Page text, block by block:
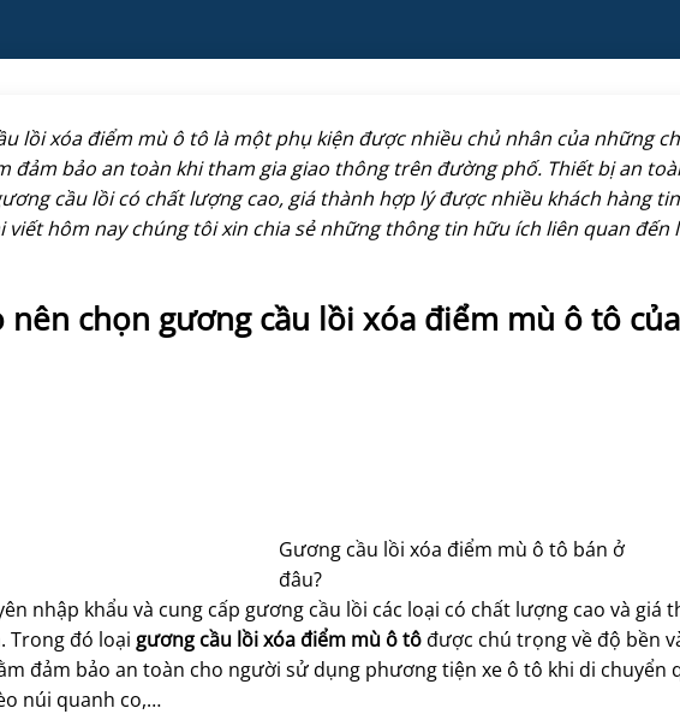
lồi xóa điểm mù ô tô là một phụ kiện được nhiều chủ nhân của những
đảm bảo an toàn khi tham gia giao thông trên đường phố. Thiết bị an
cầu lồi có chất lượng cao, giá thành hợp lý được nhiều khách hàng
viết hôm nay chúng tôi xin chia sẻ những thông tin hữu ích liên quan đến
nên chọn gương cầu lồi xóa điểm mù ô tô
Gương cầu lồi xóa điểm mù ô tô bán ở
đâu?
nhập khẩu và cung cấp gương cầu lồi các loại có chất lượng cao và
Trong đó loại gương cầu lồi xóa điểm mù ô tôđược chú trọng về độ bền
đảm bảo an toàn cho người sử dụng phương tiện xe ô tô khi di chuyển
núi quanh co,…